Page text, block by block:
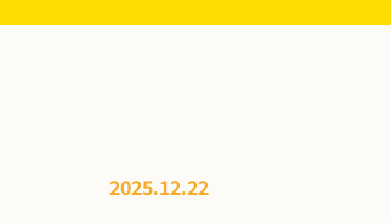
2025.12.22